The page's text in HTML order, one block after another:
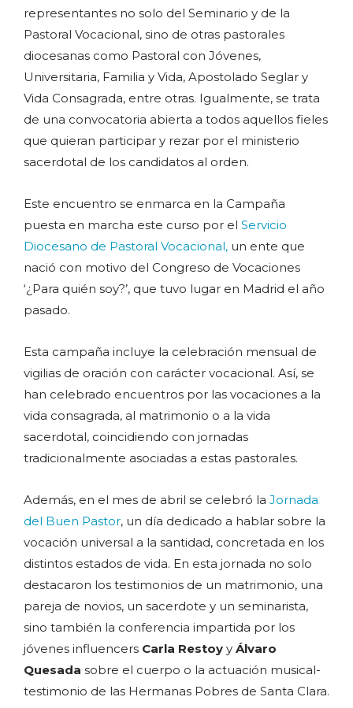
representantes no solo del Seminario y de la
Pastoral Vocacional, sino de otras pastorales
diocesanas como Pastoral con Jóvenes,
Universitaria, Familia y Vida, Apostolado Seglar y
Vida Consagrada, entre otras. Igualmente, se trata
de una convocatoria abierta a todos aquellos fieles
que quieran participar y rezar por el ministerio
sacerdotal de los candidatos al orden.
Este encuentro se enmarca en la Campaña
puesta en marcha este curso por el Servicio
Diocesano de Pastoral Vocacional, un ente que
nació con motivo del Congreso de Vocaciones
‘¿Para quién soy?’, que tuvo lugar en Madrid el año
pasado.
Esta campaña incluye la celebración mensual de
vigilias de oración con carácter vocacional. Así, se
han celebrado encuentros por las vocaciones a la
vida consagrada, al matrimonio o a la vida
sacerdotal, coincidiendo con jornadas
tradicionalmente asociadas a estas pastorales.
Además, en el mes de abril se celebró la Jornada
del Buen Pastor, un día dedicado a hablar sobre la
vocación universal a la santidad, concretada en los
distintos estados de vida. En esta jornada no solo
destacaron los testimonios de un matrimonio, una
pareja de novios, un sacerdote y un seminarista,
sino también la conferencia impartida por los
jóvenes influencers Carla Restoy y Álvaro
Quesada sobre el cuerpo o la actuación musical-
testimonio de las Hermanas Pobres de Santa Clara.